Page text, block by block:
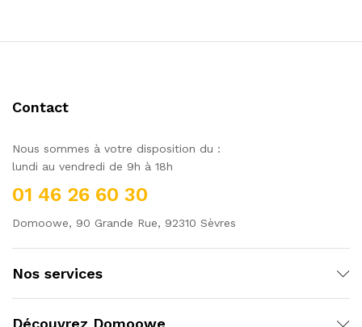
Contact
Nous sommes à votre disposition du :
lundi au vendredi de 9h à 18h
01 46 26 60 30
Domoowe, 90 Grande Rue, 92310 Sèvres
Nos services
Découvrez Domoowe